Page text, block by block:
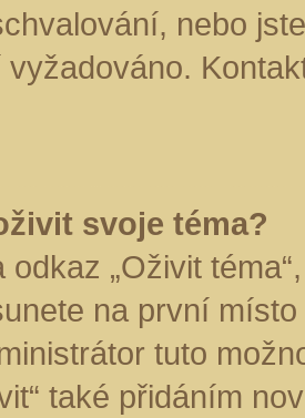
nebo
svoje téma?
odkaz „Oživit
na první
tuto
také přidáním